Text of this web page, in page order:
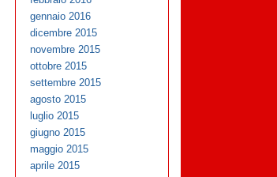
gennaio 2016
dicembre 2015
novembre 2015
ottobre 2015
settembre 2015
agosto 2015
luglio 2015
giugno 2015
maggio 2015
aprile 2015